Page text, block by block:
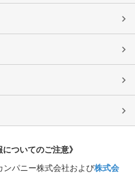
についてのご注意》
パニー株式会社および株式会